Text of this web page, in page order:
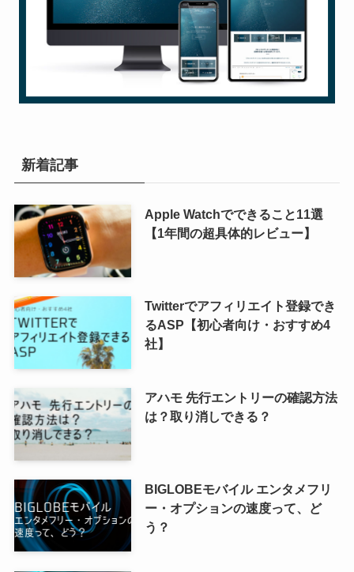
新着記事
Apple Watchでできること11選
【1年間の超具体的レビュー】
Twitterでアフィリエイト登録でき
るASP【初心者向け・おすすめ4
社】
アハモ 先行エントリーの確認方法
は？取り消しできる？
BIGLOBEモバイル エンタメフリ
ー・オプションの速度って、ど
う？